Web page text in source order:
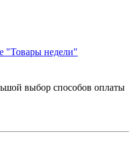
"Товары недели"
выбор способов оплаты